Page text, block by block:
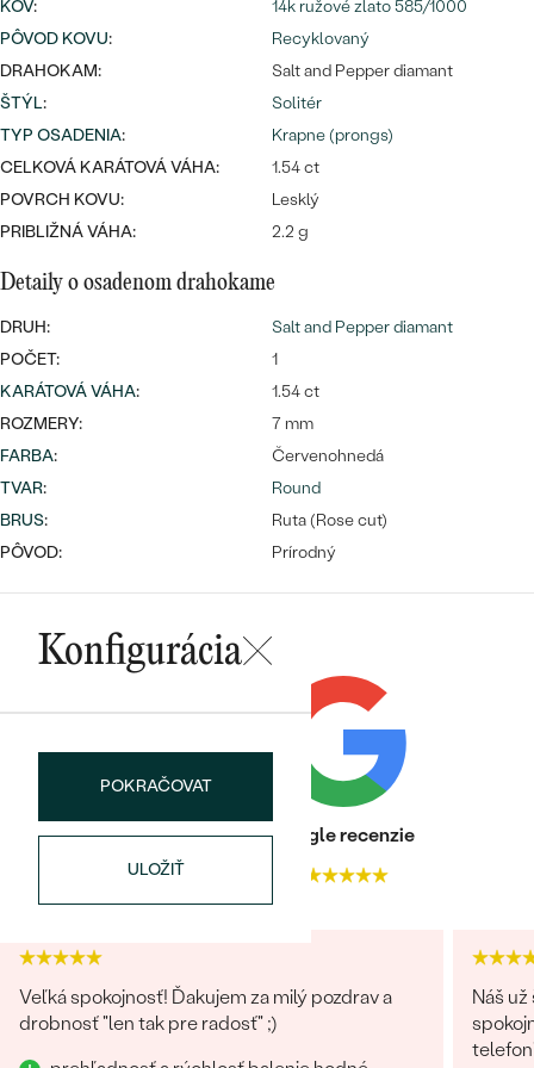
Wave kolekcia
PODĽA TVARU DRAHOKAMU
NA MIERU
DIAMANTY
Bestsellery
OBJAVIŤ
náušnice
PREZRIEŤ
Personalizované
prívesky
Najpredávanejšie
prstene
KOV:
14k ružové zlato 585/1000
PÔVOD KOVU:
Recyklovaný
DRAHOKAM:
Salt and Pepper diamant
ŠTÝL:
Solitér
TYP OSADENIA:
Krapne (prongs)
CELKOVÁ KARÁTOVÁ VÁHA:
1.54 ct
POVRCH KOVU:
Lesklý
PRIBLIŽNÁ VÁHA:
2.2 g
Detaily o osadenom drahokame
DRUH:
Salt and Pepper diamant
POČET:
1
KARÁTOVÁ VÁHA:
1.54 ct
ROZMERY:
7 mm
FARBA:
Červenohnedá
TVAR:
Round
BRUS:
Ruta (Rose cut)
PÔVOD:
Prírodný
Konfigurácia
POKRAČOVAT
ULOŽIŤ
Heuréka recenzie
4.9
Google recenzie
Veľká spokojnosť! Ďakujem za milý pozdrav a
drobnosť "len tak pre radosť" ;)
Náš